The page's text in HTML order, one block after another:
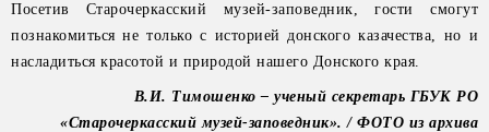
Посетив Старочеркасский музей-заповедник, гости смогут
познакомиться не только с историей донского казачества, но и
насладиться красотой и природой нашего Донского края.
В.И. Тимошенко – ученый секретарь ГБУК РО
«Старочеркасский музей-заповедник». / ФОТО из архива